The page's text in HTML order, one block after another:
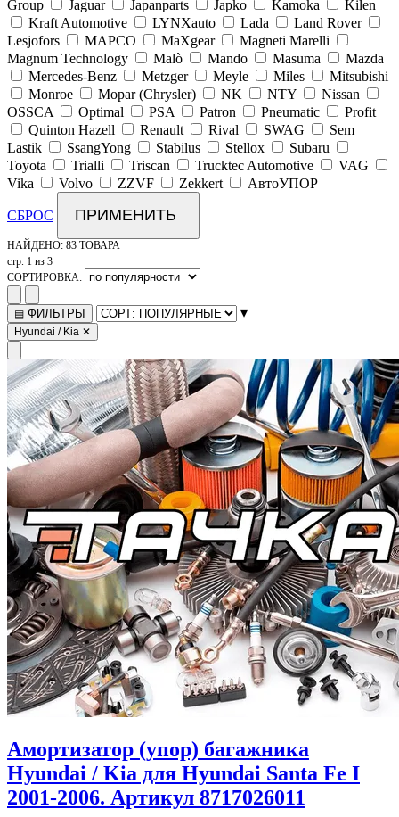
Group
Jaguar Japanparts Japko Kamoka
Kilen
Kraft Automotive
LYNXauto Lada
Land Rover
Lesjofors
MAPCO MaXgear
Magneti Marelli
Magnum Technology
Malò Mando Masuma
Mazda
Mercedes-Benz
Metzger Meyle Miles
Mitsubishi
Monroe
Mopar (Chrysler) NK NTY
Nissan
OSSCA
Optimal PSA Patron Pneumatic
Profit
Quinton Hazell
Renault Rival SWAG
Sem
Lastik
SsangYong Stabilus Stellox
Subaru
Toyota
Trialli Triscan Trucktec Automotive
VAG
Vika
Volvo ZZVF Zekkert АвтоУПОР
СБРОС ПРИМЕНИТЬ
НАЙДЕНО: 83 ТОВАРА
стр. 1 из 3
СОРТИРОВКА:
▤ ФИЛЬТРЫ ▾
Hyundai / Kia ✕
Амортизатор (упор) багажника
Hyundai / Kia для Hyundai Santa Fe I
2001-2006. Артикул 8717026011